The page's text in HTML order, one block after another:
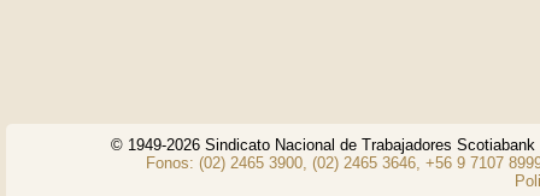
© 1949-2026 Sindicato Nacional de Trabajadores
Fonos: (02) 2465 3900, (02) 2465 3646, +56 9 7107